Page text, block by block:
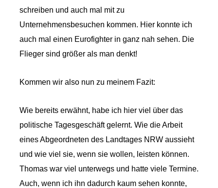
schreiben und auch mal mit zu
Unternehmensbesuchen kommen. Hier konnte ich
auch mal einen Eurofighter in ganz nah sehen. Die
Flieger sind größer als man denkt!
Kommen wir also nun zu meinem Fazit:
Wie bereits erwähnt, habe ich hier viel über das
politische Tagesgeschäft gelernt. Wie die Arbeit
eines Abgeordneten des Landtages NRW aussieht
und wie viel sie, wenn sie wollen, leisten können.
Thomas war viel unterwegs und hatte viele Termine.
Auch, wenn ich ihn dadurch kaum sehen konnte,